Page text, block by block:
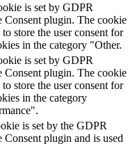
is set by GDPR
Consent plugin. The cookie
to store the user consent for
in the category "Other.
is set by GDPR
Consent plugin. The cookie
to store the user consent for
in the category
is set by the GDPR
Consent plugin and is used